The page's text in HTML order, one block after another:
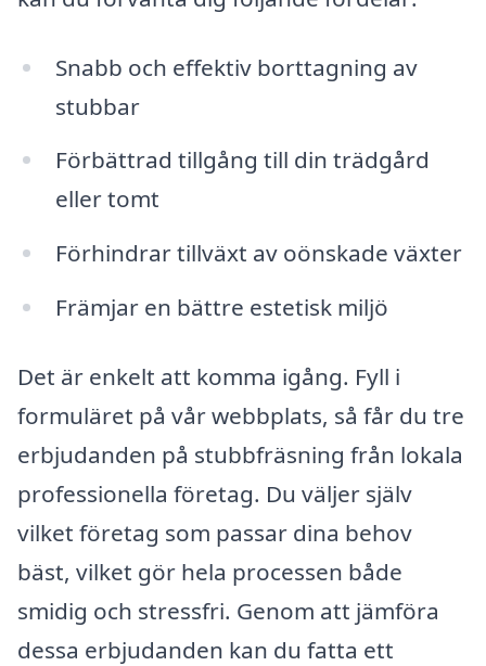
Snabb och effektiv borttagning av
stubbar
Förbättrad tillgång till din trädgård
eller tomt
Förhindrar tillväxt av oönskade växter
Främjar en bättre estetisk miljö
Det är enkelt att komma igång. Fyll i
formuläret på vår webbplats, så får du tre
erbjudanden på stubbfräsning från lokala
professionella företag. Du väljer själv
vilket företag som passar dina behov
bäst, vilket gör hela processen både
smidig och stressfri. Genom att jämföra
dessa erbjudanden kan du fatta ett